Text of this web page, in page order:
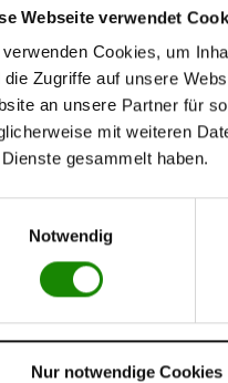
Webseite verwendet
Cookies, um
die Zugriffe auf unsere
an unsere Partner für
mit weiteren
gesammelt haben.
Notwendig
Nur notwendige Cookies